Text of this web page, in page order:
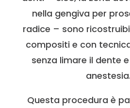
nella gengiva per
radice – sono
compositi e con
senza limare il dente
anestesia.
Questa procedura è